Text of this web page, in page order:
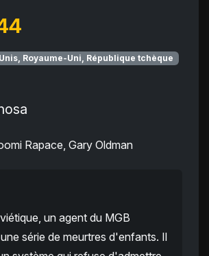
Royaume-Uni, République tchèque
Rapace, Gary Oldman
un agent du MGB
série de meurtres d'enfants. Il